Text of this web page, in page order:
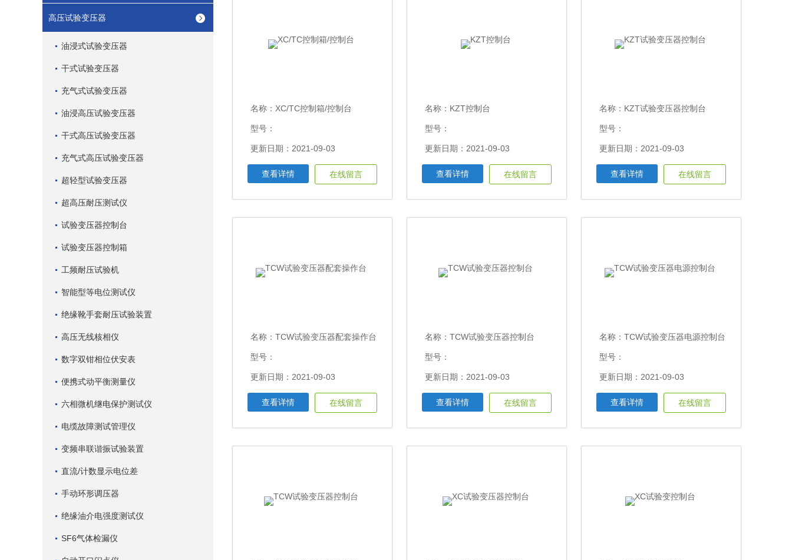
高压试验变压器
油浸式试验变压器
干式试验变压器
充气式试验变压器
油浸高压试验变压器
干式高压试验变压器
充气式高压试验变压器
超轻型试验变压器
超高压耐压测试仪
试验变压器控制台
试验变压器控制箱
工频耐压试验机
智能型等电位测试仪
绝缘靴手套耐压试验装置
高压无线核相仪
数字双钳相位伏安表
便携式动平衡测量仪
六相微机继电保护测试仪
电缆故障测试管理仪
变频串联谐振试验装置
直流/计数显示电位差
手动环形调压器
绝缘油介电强度测试仪
SF6气体检漏仪
名称： XC/TC控制箱/控制台
型号：
更新日期：2021-09-03
查看详情 在线留言
名称： KZT控制台
型号：
更新日期：2021-09-03
查看详情 在线留言
名称： KZT试验变压器控制台
型号：
更新日期：2021-09-03
查看详情 在线留言
名称： TCW试验变压器配套操作台
型号：
更新日期：2021-09-03
查看详情 在线留言
名称： TCW试验变压器控制台
型号：
更新日期：2021-09-03
查看详情 在线留言
名称： TCW试验变压器电源控制台
型号：
更新日期：2021-09-03
查看详情 在线留言